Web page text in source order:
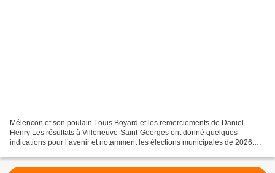
Mélencon et son poulain Louis Boyard et les remerciements de Daniel
Henry Les résultats à Villeneuve-Saint-Georges ont donné quelques
indications pour l’avenir et notamment les élections municipales de 2026.